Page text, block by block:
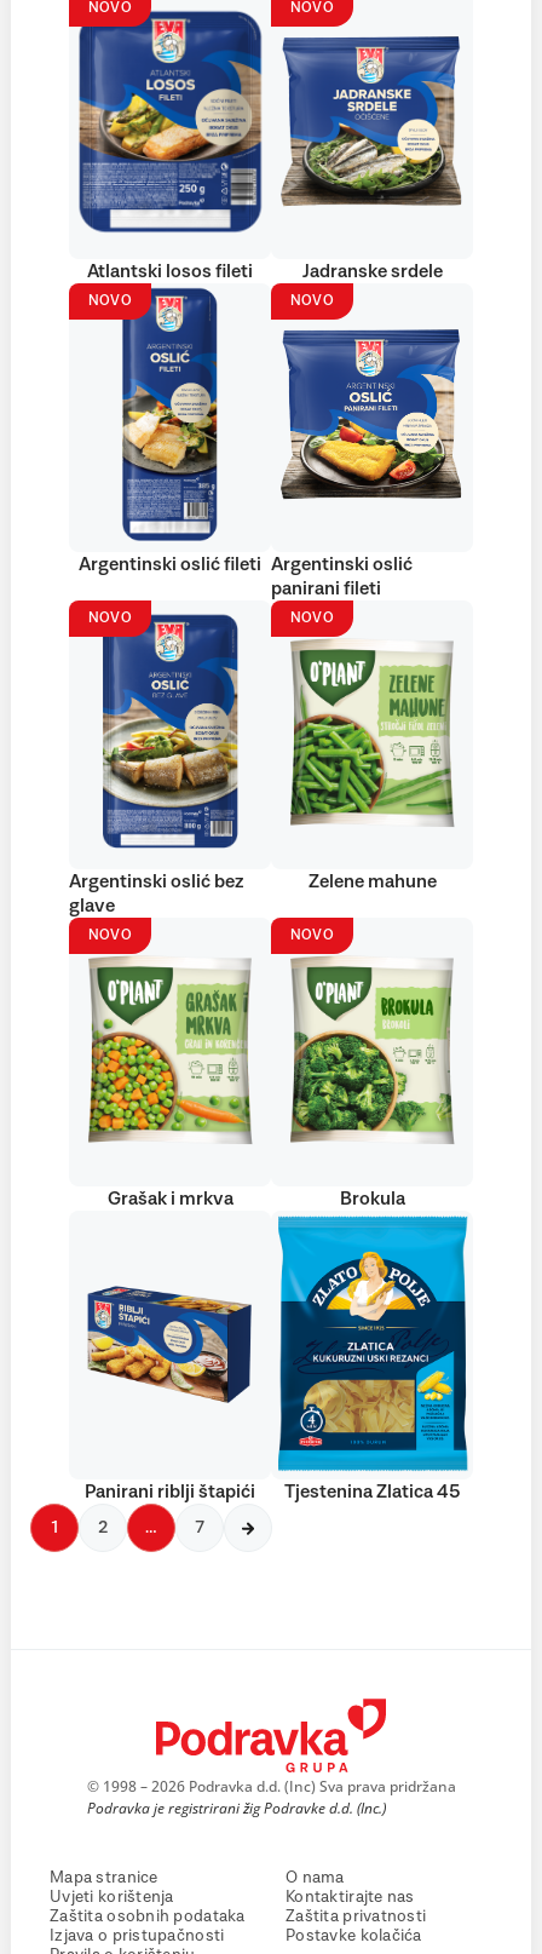
NOVO
Atlantski losos fileti
NOVO
Jadranske srdele
NOVO
Argentinski oslić fileti
NOVO
Argentinski oslić
panirani fileti
NOVO
Argentinski oslić bez
glave
NOVO
Zelene mahune
NOVO
Grašak i mrkva
NOVO
Brokula
Panirani riblji štapići Tjestenina Zlatica 45
1 2 … 7
© 1998 – 2026 Podravka d.d. (Inc) Sva prava pridržana
Podravka je registrirani žig Podravke d.d. (Inc.)
Mapa stranice
Uvjeti korištenja
Zaštita osobnih podataka
Izjava o pristupačnosti
O nama
Kontaktirajte nas
Zaštita privatnosti
Postavke kolačića